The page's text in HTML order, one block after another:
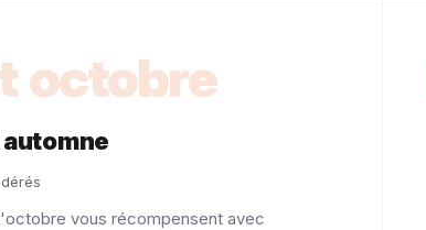
octobre
vous récompensent avec